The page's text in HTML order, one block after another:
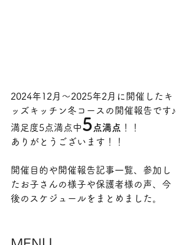
2024年12月～2025年2月に開催したキ
ッズキッチン冬コースの開催報告です♪
満足度5点満点中5 点満点 ！！
ありがとうございます！！
開催目的や開催報告記事一覧、参加し
たお子さんの様子や保護者様の声、今
後のスケジュールをまとめました。